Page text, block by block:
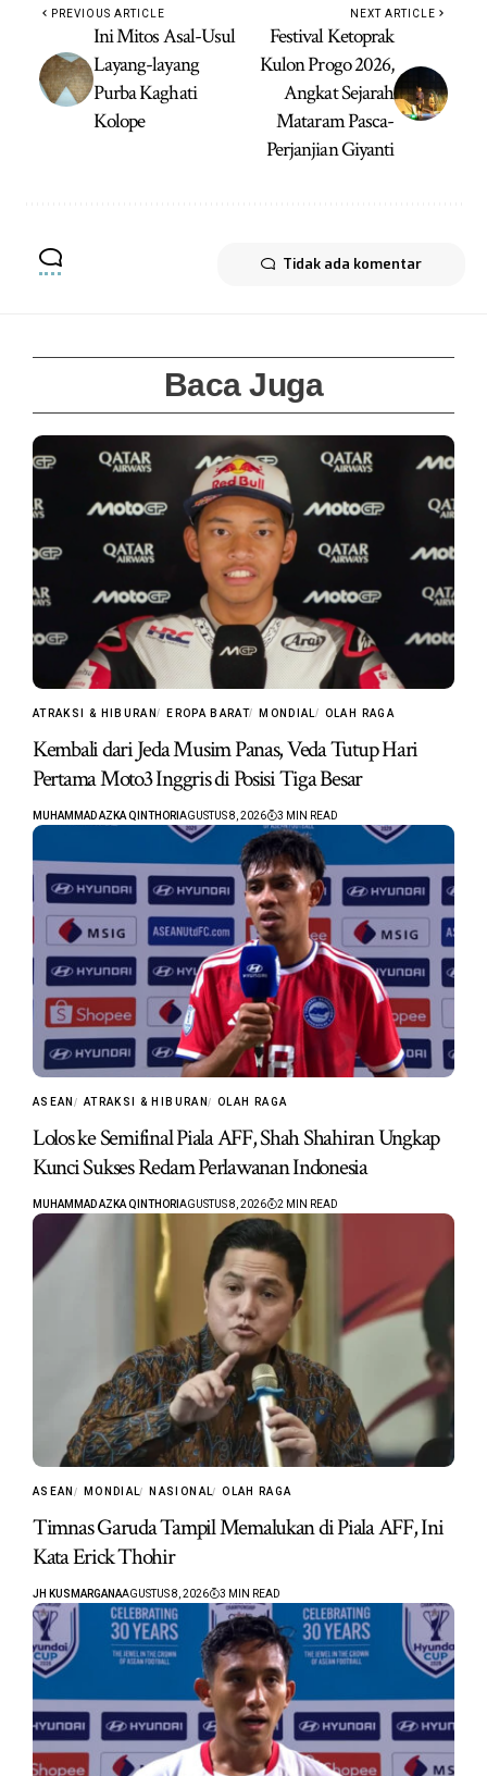
PREVIOUS ARTICLE
Ini Mitos Asal-Usul
Layang-layang
Purba Kaghati
Kolope
NEXT ARTICLE
Festival Ketoprak
Kulon Progo 2026,
Angkat Sejarah
Mataram Pasca-
Perjanjian Giyanti
Tidak ada komentar
Baca Juga
ATRAKSI & HIBURAN EROPA BARAT MONDIAL OLAH RAGA
Kembali dari Jeda Musim Panas, Veda Tutup Hari
Pertama Moto3 Inggris di Posisi Tiga Besar
MUHAMMAD AZKA QINTHORI AGUSTUS 8, 2026 3 MIN READ
ASEAN ATRAKSI & HIBURAN OLAH RAGA
Lolos ke Semifinal Piala AFF, Shah Shahiran Ungkap
Kunci Sukses Redam Perlawanan Indonesia
MUHAMMAD AZKA QINTHORI AGUSTUS 8, 2026 2 MIN READ
ASEAN MONDIAL NASIONAL OLAH RAGA
Timnas Garuda Tampil Memalukan di Piala AFF, Ini
Kata Erick Thohir
JH KUSMARGANAAGUSTUS 8, 2026 3 MIN READ